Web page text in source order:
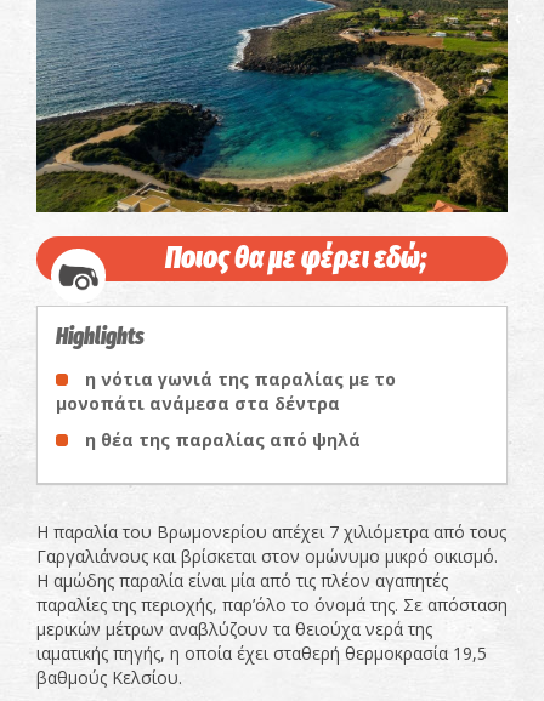
Ποιος θα με φέρει εδώ;
Highlights
η νότια γωνιά της παραλίας με το
μονοπάτι ανάμεσα στα δέντρα
η θέα της παραλίας από ψηλά
Η παραλία του Βρωμονερίου απέχει 7 χιλιόμετρα από τους
Γαργαλιάνους και βρίσκεται στον ομώνυμο μικρό οικισμό.
Η αμώδης παραλία είναι μία από τις πλέον αγαπητές
παραλίες της περιοχής, παρ’όλο το όνομά της. Σε απόσταση
μερικών μέτρων αναβλύζουν τα θειούχα νερά της
ιαματικής πηγής, η οποία έχει σταθερή θερμοκρασία 19,5
βαθμούς Κελσίου.